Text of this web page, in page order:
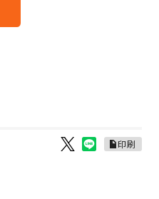
印刷